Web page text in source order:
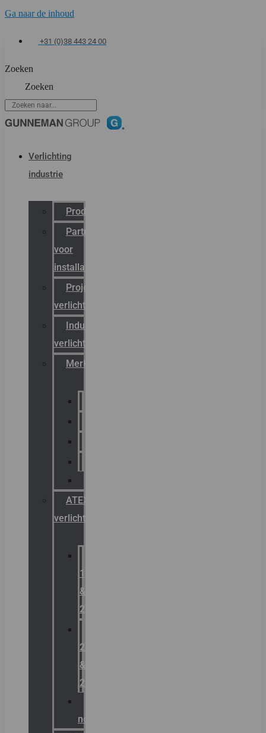
Ga naar de inhoud
+31 (0)38 443 24 00
Zoeken
Zoeken
Verlichting
industrie
Productcatalogus
Partner
voor
installateurs
Projectreferenties
verlichting
Industriële
verlichting
Merken
ATEX
verlichting
1
&
2
21
&
22
noodverlichting